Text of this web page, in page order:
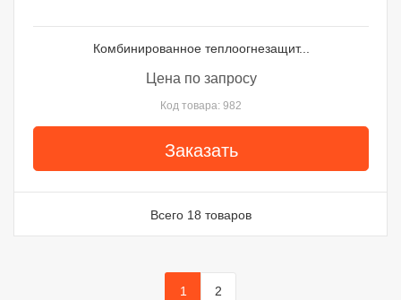
Комбинированное теплоогнезащит...
Цена по запросу
Код товара: 982
Заказать
Всего 18 товаров
1 2